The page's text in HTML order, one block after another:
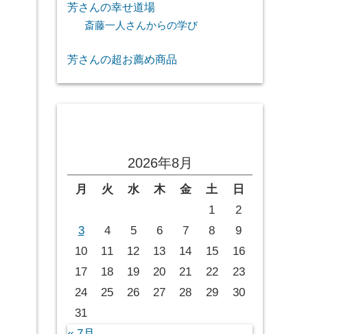
芳さんの幸せ道場
斎藤一人さんからの学び
芳さんの超お薦め商品
2026年8月
月 火 水 木 金 土
日
1
2
3
4 5 6 7 8
9
10
11 12 13 14 15
16
17
18 19 20 21 22
23
24
25 26 27 28 29
30
31